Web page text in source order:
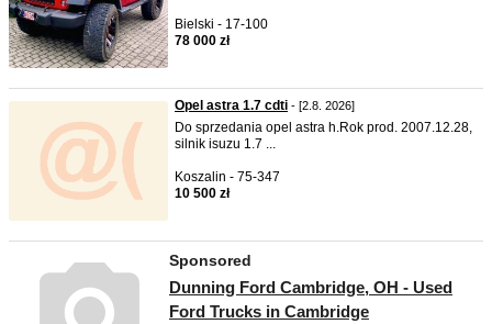
Bielski - 17-100
78 000 zł
Opel astra 1.7 cdti - [2.8. 2026]
Do sprzedania opel astra h.Rok prod. 2007.12.28,
silnik isuzu 1.7 ...
Koszalin - 75-347
10 500 zł